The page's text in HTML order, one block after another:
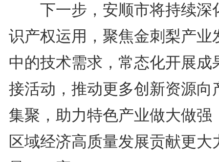
下一步，安顺市将持续深
识产权运用，聚焦金刺梨产业
中的技术需求，常态化开展成
接活动，推动更多创新资源向
集聚，助力特色产业做大做强
区域经济高质量发展贡献更大